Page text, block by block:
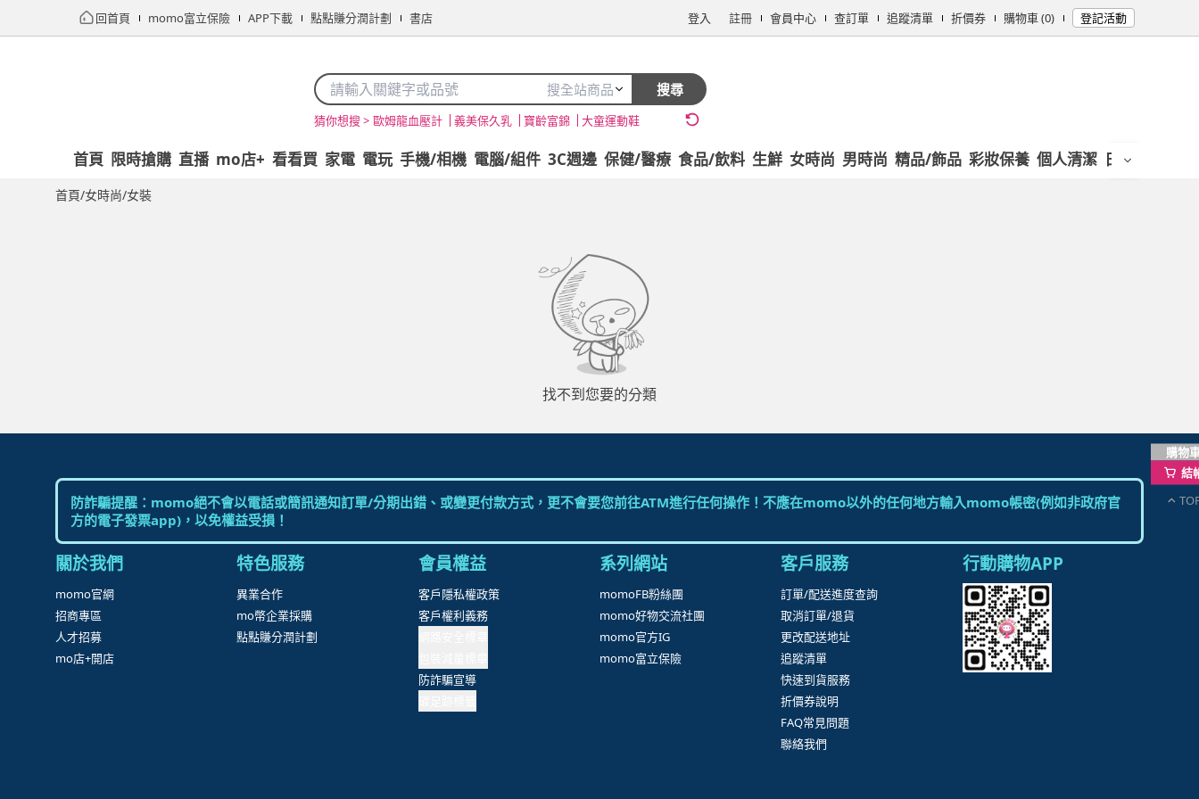
回首頁 momo富立保險 APP下載 點點賺分潤計劃 書店 登入 註冊 會員中心 查訂單 追蹤清單 折價券 購物車 (0) 登記活動
搜全站商品 搜尋
猜你想搜 > 歐姆龍血壓計 義美保久乳 寶齡富錦 大童運動鞋
首頁 限時搶購 直播 mo店+ 看看買 家電 電玩 手機/相機 電腦/組件 3C週邊 保健/醫療 食品/飲料 生鮮 女時尚 男時尚 精品/飾品 彩妝保養 個人清潔 日用/紙品
首頁/女時尚/女裝
找不到您要的分類
購物
結
防詐騙提醒：momo絕不會以電話或簡訊通知訂單/分期出錯、或變更付款方式，更不會要您前往ATM進行任何操作！不應在momo以外的任何地方輸入momo帳密(例如非政府官
方的電子發票app)，以免權益受損！
關於我們
momo官網
招商專區
人才招募
mo店+開店
特色服務
異業合作
mo幣企業採購
點點賺分潤計劃
會員權益
客戶隱私權政策
客戶權利義務
防詐騙宣導
系列網站
momoFB粉絲團
momo好物交流社團
momo官方IG
momo富立保險
客戶服務
訂單/配送進度查詢
取消訂單/退貨
更改配送地址
追蹤清單
快速到貨服務
折價券說明
FAQ常見問題
聯絡我們
行動購物APP